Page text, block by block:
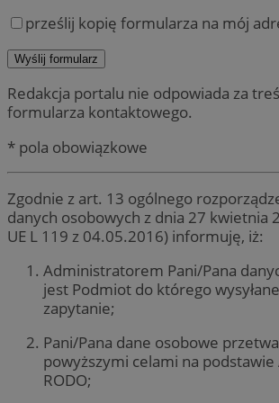
prześlij kopię formularza na mój
Redakcja portalu nie odpowiada za
formularza kontaktowego.
* pola obowiązkowe
Zgodnie z art. 13 ogólnego
danych osobowych z dnia 27 kwietnia
UE L 119 z 04.05.2016) informuję, iż:
Administratorem Pani/Pana
jest Podmiot do którego
zapytanie;
Pani/Pana dane osobowe
powyższymi celami na
RODO;